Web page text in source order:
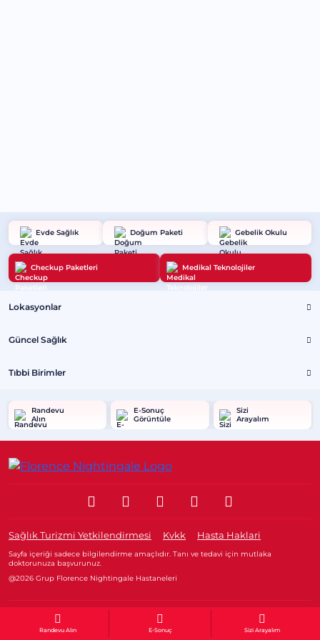
Randevu Alın E-Sonuç Sizi Arayalım
Evde Sağlık Doğum Paketi Gebelik Okulu
Checkup Paketleri Medikal Teknolojiler
Lokasyonlar
Güncel Sağlık
Tıbbi Birimler
Randevu
Alın
E-Sonuç
Görüntüle
Sizi
Arayalım
Sağlık Turizmi Yetkilendirmesi Kvkk Hasta Haklari
Sayfa içeriği sadece bilgilendirme amaçlıdır. Tanı ve tedavi için mutlaka
doktorunuza başvurunuz.
@2026 Grup Florence Nightingale Hastaneleri
Editör: Uğurcan Durmuş - 0 549 455 55 46. - Güncelleme Tarihi: 21.01.2026